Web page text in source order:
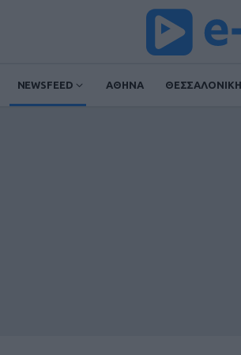
NEWSFEED ΑΘΗΝΑ ΘΕΣΣΑΛΟΝΙΚΗ